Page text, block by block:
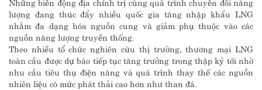
lượng đang thúc đẩy nhiều quốc gia tăng nhập khẩu LNG
nhằm đa dạng hóa nguồn cung và giảm phụ thuộc vào các
nguồn năng lượng truyền thống.
Theo nhiều tổ chức nghiên cứu thị trường, thương mại LNG
toàn cầu được dự báo tiếp tục tăng trưởng trong thập kỷ tới nhờ
nhu cầu tiêu thụ điện năng và quá trình thay thế các nguồn
nhiên liệu có mức phát thải cao hơn như than đá.